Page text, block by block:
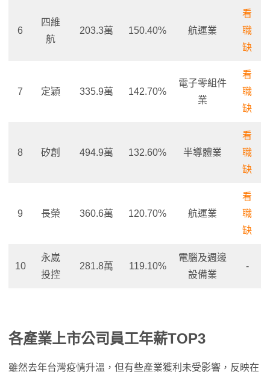
6
四維
航
203.3萬 150.40% 航運業
看
職
缺
7 定穎 335.9萬 142.70%
電子零組件
業
看
職
缺
8 矽創 494.9萬 132.60% 半導體業
看
職
缺
9 長榮 360.6萬 120.70% 航運業
看
職
缺
10
永崴
投控
281.8萬 119.10%
電腦及週邊
設備業
-
各產業上市公司員工年薪TOP3
雖然去年台灣疫情升溫，但有些產業獲利未受影響，反映在